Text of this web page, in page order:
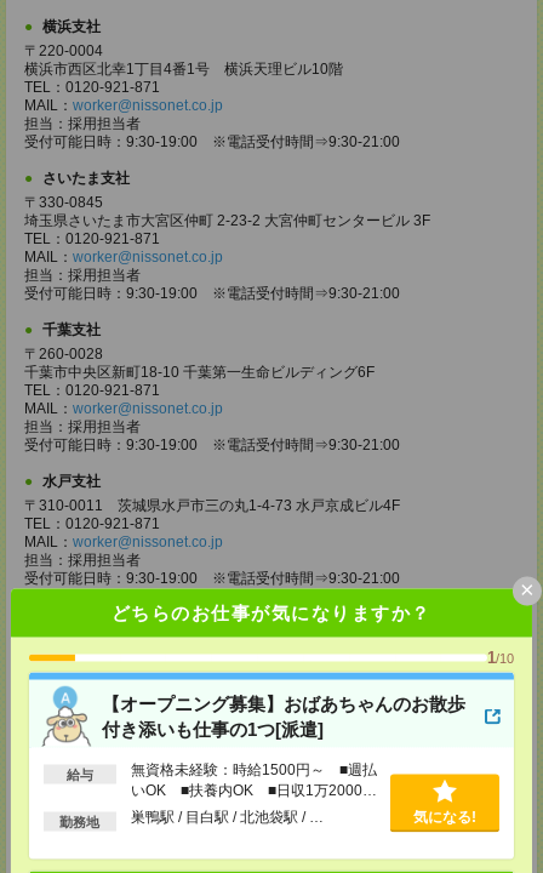
どちらのお仕事が気になりますか？
1/10
【オープニング募集】おばあちゃんのお散歩
付き添いも仕事の1つ[派遣]
給与
無資格未経験：時給1500円～ ■週払
いOK ■扶養内OK ■日収1万2000円
以上
勤務地 巣鴨駅 / 目白駅 / 北池袋駅 / … 気になる!
×
横浜支社
〒220-0004
横浜市西区北幸1丁目4番1号 横浜天理ビル10階
TEL：0120-921-871
MAIL： worker@nissonet.co.jp
担当：採用担当者
受付可能日時：9:30-19:00 ※電話受付時間⇒9:30-21:00
さいたま支社
〒330-0845
埼玉県さいたま市大宮区仲町 2-23-2 大宮仲町センタービル 3F
TEL：0120-921-871
MAIL： worker@nissonet.co.jp
担当：採用担当者
受付可能日時：9:30-19:00 ※電話受付時間⇒9:30-21:00
千葉支社
〒260-0028
千葉市中央区新町18-10 千葉第一生命ビルディング6F
TEL：0120-921-871
MAIL： worker@nissonet.co.jp
担当：採用担当者
受付可能日時：9:30-19:00 ※電話受付時間⇒9:30-21:00
水戸支社
〒310-0011 茨城県水戸市三の丸1-4-73 水戸京成ビル4F
TEL：0120-921-871
MAIL： worker@nissonet.co.jp
担当：採用担当者
受付可能日時：9:30-19:00 ※電話受付時間⇒9:30-21:00
宇都宮支社
〒320-0811 栃木県宇都宮市大通り1-2-11 フコク生命ビル4F
TEL：0120-921-871
MAIL：worker@nissonet.co.jp
担当：採用担当者
受付可能日時：9:30-19:00 ※電話受付時間⇒9:30-21:00
高崎支社
埼玉県さいたま市大宮区仲町2-23-2 大宮仲町センタービル3F（さいたま
TEL：0120-921-871
MAIL：worker@nissonet.co.jp
受付可能日時：9:30-19:00 ※電話受付時間⇒9:30-21:00